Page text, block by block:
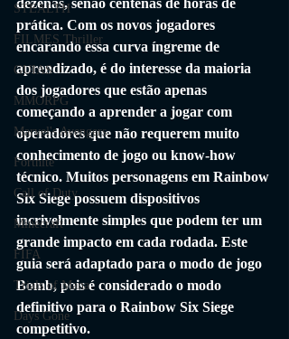
STEALTH
FILMES Thriller
GUIAS
MMORPG
Marvel's Avengers
Fortnite
Call of Duty
Minecraft
FIFA
Trials of Mana
Days Gone
prática. Com os novos jogadores
encarando essa curva íngreme de
aprendizado, é do interesse da maioria
dos jogadores que estão apenas
começando a aprender a jogar com
operadores que não requerem muito
conhecimento de jogo ou know-how
técnico. Muitos personagens em Rainbow
Six Siege possuem dispositivos
incrivelmente simples que podem ter um
grande impacto em cada rodada. Este
guia será adaptado para o modo de jogo
Bomb, pois é considerado o modo
definitivo para o Rainbow Six Siege
competitivo.